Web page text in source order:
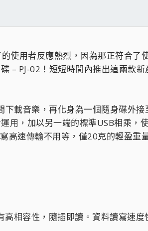
使用者反應熱烈，因為那正符合了
– PJ-02！短短時間內推出這兩款
載音樂，再化身為一個隨身碟外接
用，加以另一端的標準USB相乘，
高速傳輸不用等，僅20克的輕盈重
相容性，隨插即讀。資料讀寫速